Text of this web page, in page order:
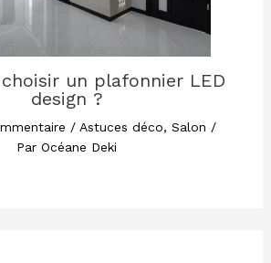
un plafonnier LED
design ?
/ Astuces déco, Salon /
Par Océane Deki